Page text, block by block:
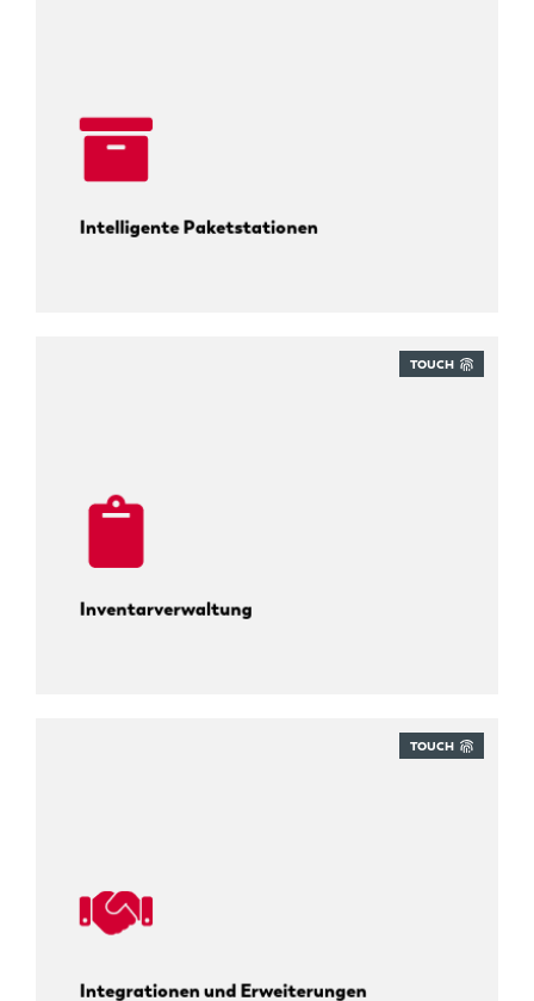
Intelligente Paketstationen
TOUCH
Inventarverwaltung
TOUCH
Integrationen und Erweiterungen
Flexibel tracken. Integriert agieren.